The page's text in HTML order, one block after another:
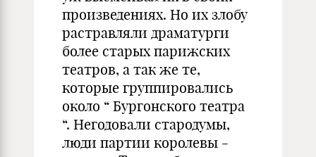
произведениях. Но их злобу
растравляли драматурги
более старых парижских
театров, а так же те,
которые группировались
около “ Бургонского театра
“. Негодовали стародумы,
люди партии королевы -